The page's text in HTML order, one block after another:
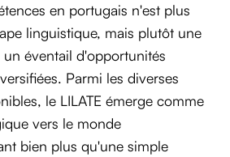
en portugais n'est plus
linguistique, mais plutôt une
éventail d'opportunités
Parmi les diverses
le LILATE émerge comme
vers le monde
bien plus qu'une simple